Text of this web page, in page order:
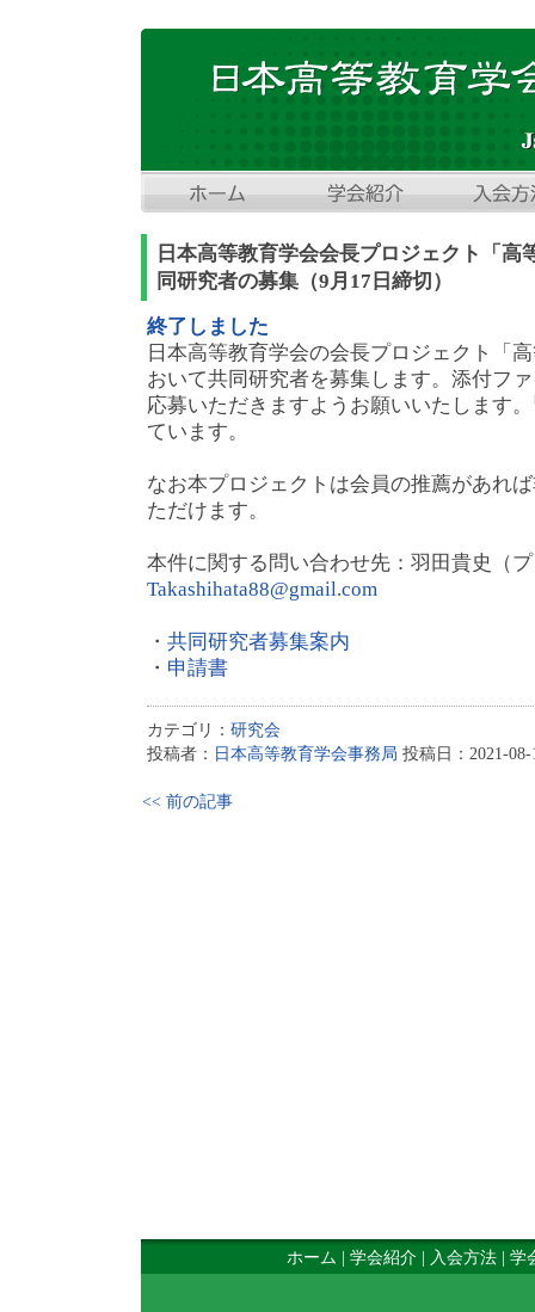
日本高等教育学会会長プロジェクト「高
同研究者の募集（9月17日締切）
終了しました
日本高等教育学会の会長プロジェクト「
おいて共同研究者を募集します。添付フ
応募いただきますようお願いいたします
ています。
なお本プロジェクトは会員の推薦があれ
ただけます。
本件に関する問い合わせ先：羽田貴史（
Takashihata88@gmail.com
・ 共同研究者募集案内
・ 申請書
カテゴリ： 研究会
投稿者： 日本高等教育学会事務局 投稿日：2021-08-
<< 前の記事
ホーム 学会紹介 入会方法 学